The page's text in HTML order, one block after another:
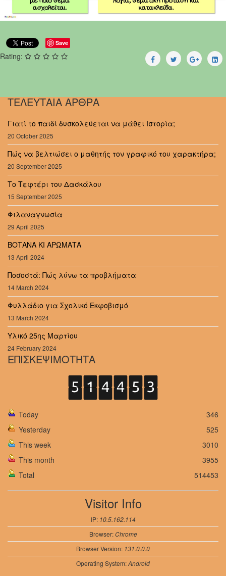
Save
Rating:
ΤΕΛΕΥΤΑΙΑ ΑΡΘΡΑ
Γιατί το παιδί δυσκολεύεται να μάθει Ιστορία;
20 October 2025
Πώς να βελτιώσει ο μαθητής τον γραφικό του χαρακτήρα;
20 September 2025
Το Τεφτέρι του Δασκάλου
15 September 2025
Φιλαναγνωσία
29 April 2025
ΒΟΤΑΝΑ ΚΙ ΑΡΩΜΑΤΑ
13 April 2024
Ποσοστά: Πώς λύνω τα προβλήματα
14 March 2024
Φυλλάδιο για Σχολικό Εκφοβισμό
13 March 2024
Υλικό 25ης Μαρτίου
24 February 2024
ΕΠΙΣΚΕΨΙΜΟΤΗΤΑ
Today
346
Yesterday
525
This week
3010
This month
3955
Total
514453
Visitor Info
IP: 10.5.162.114
Browser:Chrome
Browser Version: 131.0.0.0
Operating System:Android